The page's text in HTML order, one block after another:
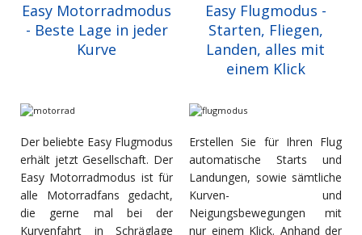
Easy Motorradmodus
- Beste Lage in jeder
Kurve
Easy Flugmodus -
Starten, Fliegen,
Landen, alles mit
einem Klick
Der beliebte Easy Flugmodus
erhält jetzt Gesellschaft. Der
Easy Motorradmodus ist für
alle Motorradfans gedacht,
die gerne mal bei der
Kurvenfahrt in Schräglage
Erstellen Sie für Ihren Flug
automatische Starts und
Landungen, sowie sämtliche
Kurven- und
Neigungsbewegungen mit
nur einem Klick. Anhand der